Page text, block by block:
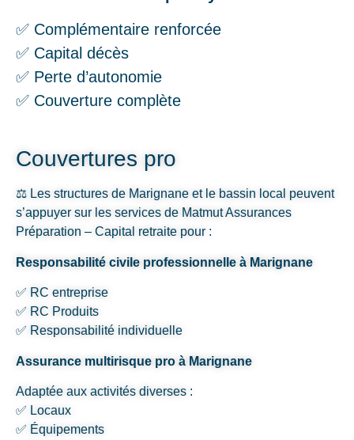
✅ Complémentaire renforcée
✅ Capital décès
✅ Perte d’autonomie
✅ Couverture complète
Couvertures pro
⚖️ Les structures de Marignane et le bassin local peuvent
s’appuyer sur les services de Matmut Assurances
Préparation – Capital retraite pour :
Responsabilité civile professionnelle à Marignane
✅ RC entreprise
✅ RC Produits
✅ Responsabilité individuelle
Assurance multirisque pro à Marignane
Adaptée aux activités diverses :
✅ Locaux
✅ Équipements